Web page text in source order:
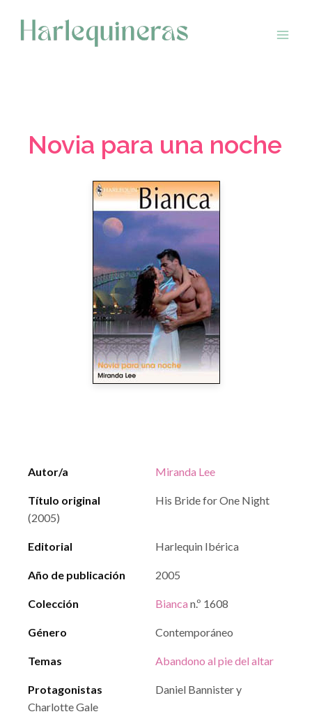
contenido
Novia para una noche
Autor/a Miranda Lee
Título original
His Bride for One Night
(2005)
Editorial Harlequin Ibérica
Año de publicación 2005
Colección Bianca n.º 1608
Género Contemporáneo
Temas Abandono al pie del altar
Protagonistas
Daniel Bannister y
Charlotte Gale